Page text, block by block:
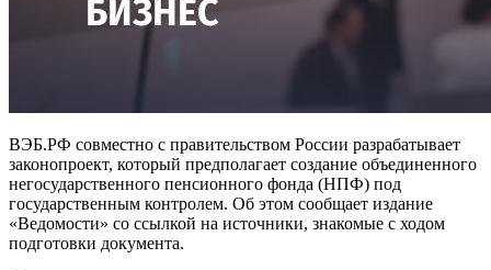
ВЭБ.РФ совместно с правительством России разрабатывает
законопроект, который предполагает создание объединенного
негосударственного пенсионного фонда (НПФ) под
государственным контролем. Об этом сообщает издание
«Ведомости» со ссылкой на источники, знакомые с ходом
подготовки документа.